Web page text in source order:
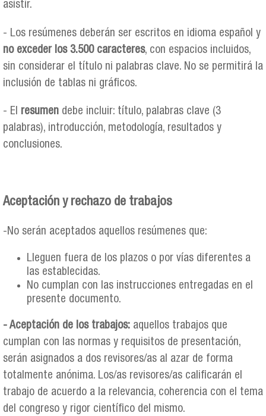
asistir.
- Los resúmenes deberán ser escritos en idioma español y
no exceder los 3.500 caracteres, con espacios incluidos,
sin considerar el título ni palabras clave. No se permitirá la
inclusión de tablas ni gráficos.
- El resumen debe incluir: título, palabras clave (3
palabras), introducción, metodología, resultados y
conclusiones.
Aceptación y rechazo de trabajos
-No serán aceptados aquellos resúmenes que:
Lleguen fuera de los plazos o por vías diferentes a
las establecidas.
No cumplan con las instrucciones entregadas en el
presente documento.
- Aceptación de los trabajos: aquellos trabajos que
cumplan con las normas y requisitos de presentación,
serán asignados a dos revisores/as al azar de forma
totalmente anónima. Los/as revisores/as calificarán el
trabajo de acuerdo a la relevancia, coherencia con el tema
del congreso y rigor científico del mismo.